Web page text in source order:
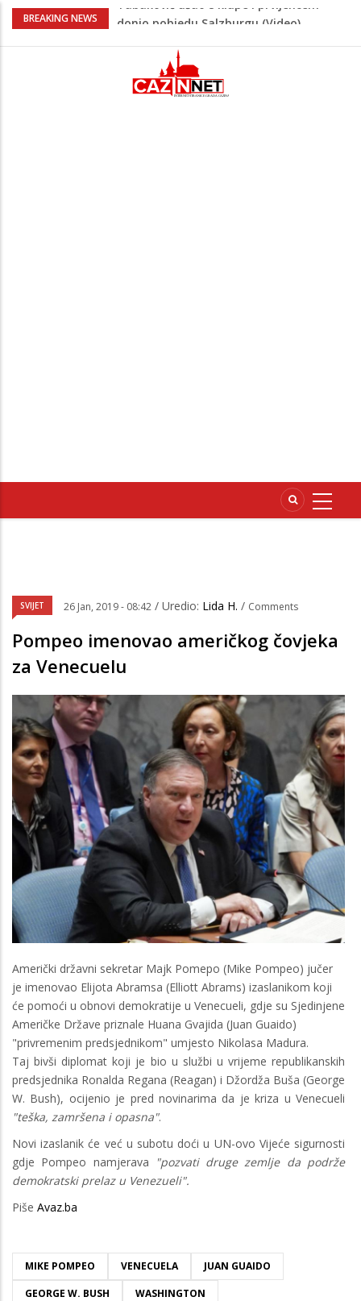
BREAKING NEWS
“Pečat slobodi 2026”: U Tržačkoj Rašteli
Unsko-sanskog kantona
Porodica iz Krajine u centru afere,
gradonačelnik Kelna pokrenuo istragu
SVIJET 26 Jan, 2019 - 08:42 / Uredio: Lida H. / Comments
Pompeo imenovao američkog čovjeka
za Venecuelu
Američki državni sekretar Majk Pomepo (Mike Pompeo) jučer
je imenovao Elijota Abramsa (Elliott Abrams) izaslanikom koji
će pomoći u obnovi demokratije u Venecueli, gdje su Sjedinjene
Američke Države priznale Huana Gvajida (Juan Guaido)
"privremenim predsjednikom" umjesto Nikolasa Madura.
Taj bivši diplomat koji je bio u službi u vrijeme republikanskih
predsjednika Ronalda Regana (Reagan) i Džordža Buša (George
W. Bush), ocijenio je pred novinarima da je kriza u Venecueli
"teška, zamršena i opasna".
Novi izaslanik će već u subotu doći u UN-ovo Vijeće sigurnosti
gdje Pompeo namjerava "pozvati druge zemlje da podrže
demokratski prelaz u Venezueli".
Piše Avaz.ba
MIKE POMPEO VENECUELA
JUAN GUAIDO
GEORGE W. BUSH
WASHINGTON